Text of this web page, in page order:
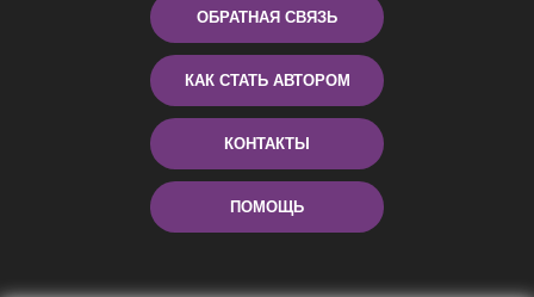
ОБРАТНАЯ СВЯЗЬ
КАК СТАТЬ АВТОРОМ
КОНТАКТЫ
ПОМОЩЬ